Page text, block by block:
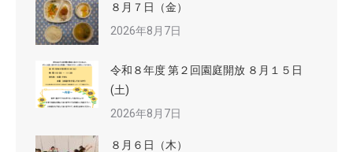
８月７日（金）
2026年8月7日
令和８年度 第２回園庭開放 ８月１５日
(土)
2026年8月7日
８月６日（木）